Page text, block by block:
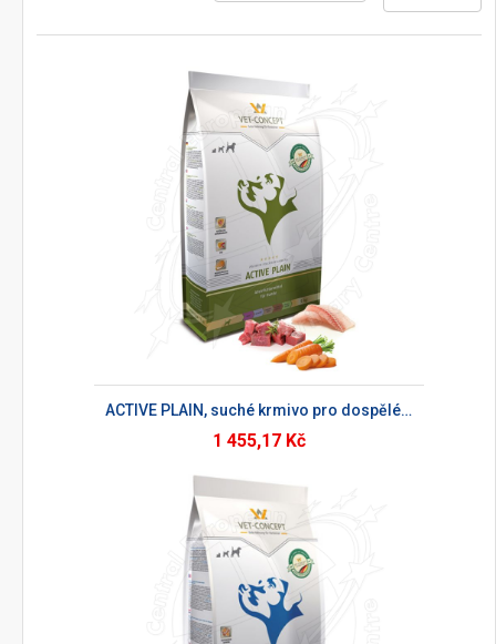
ACTIVE PLAIN, suché krmivo pro dospělé psy
1 455,17 Kč